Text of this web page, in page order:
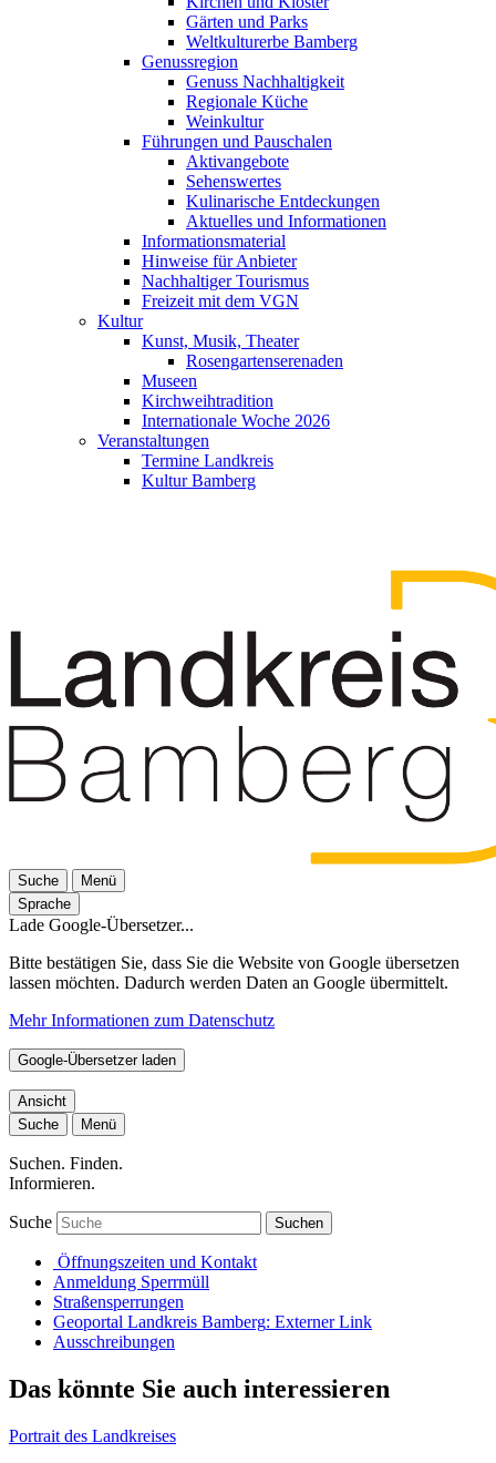
Gärten und Parks
Weltkulturerbe Bamberg
Genussregion
Genuss Nachhaltigkeit
Regionale Küche
Weinkultur
Führungen und Pauschalen
Aktivangebote
Sehenswertes
Kulinarische Entdeckungen
Aktuelles und Informationen
Informationsmaterial
Hinweise für Anbieter
Nachhaltiger Tourismus
Freizeit mit dem VGN
Kultur
Kunst, Musik, Theater
Rosengartenserenaden
Museen
Kirchweihtradition
Internationale Woche 2026
Veranstaltungen
Termine Landkreis
Kultur Bamberg
Suche
Menü
Sprache
Lade Google-Übersetzer...
Bitte bestätigen Sie, dass Sie die Website von Google übersetzen
lassen möchten. Dadurch werden Daten an Google übermittelt.
Mehr Informationen zum Datenschutz
Google-Übersetzer laden
Ansicht
Suche
Menü
Suchen. Finden.
Informieren.
Suche Suchen
Öffnungszeiten und Kontakt
Anmeldung Sperrmüll
Straßensperrungen
Geoportal Landkreis Bamberg: Externer Link
Ausschreibungen
Das könnte Sie auch interessieren
Portrait des Landkreises